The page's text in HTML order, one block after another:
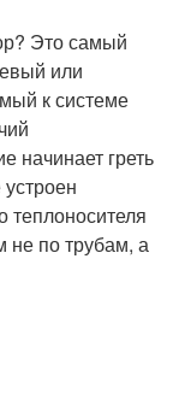
Это самый
или
к системе
начинает греть
теплоносителя
не по трубам, а